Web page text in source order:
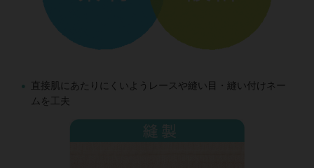
直接肌にあたりにくいようレースや縫い目・縫い付けネー
ムを工夫